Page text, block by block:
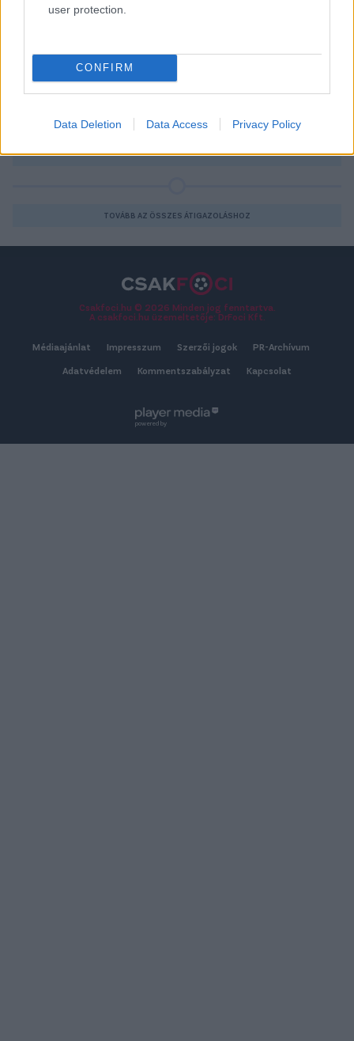
user protection.
CONFIRM
Data Deletion Data Access Privacy Policy
Továbbra is számítanak rá
Az RB Leipzig sportigazgatója egyértelművé tette: a klub
TOVÁBB AZ ÖSSZES ÁTIGAZOLÁSHOZ
Csakfoci.hu © 2026 Minden jog fenntartva.
A csakfoci.hu üzemeltetője: DrFoci Kft.
Médiaajánlat Impresszum Szerzői jogok PR-Archívum
Adatvédelem Kommentszabályzat Kapcsolat
powered by